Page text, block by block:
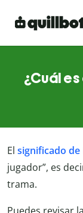
¿Cuál
El significado de
jugador”, es
trama.